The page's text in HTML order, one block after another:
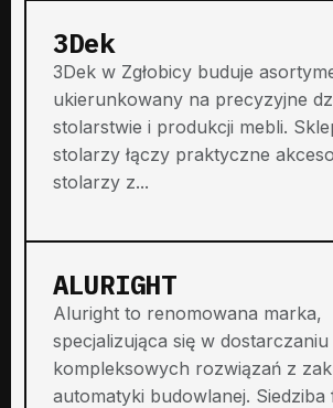
3Dek
3Dek w Zgłobicy buduje
ukierunkowany na precyzyjne
stolarstwie i produkcji mebli.
stolarzy łączy praktyczne
stolarzy z...
ALURIGHT
Aluright to renomowana marka,
specjalizująca się w dostarczaniu
kompleksowych rozwiązań z
automatyki budowlanej. Siedziba